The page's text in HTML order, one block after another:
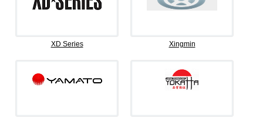
XD Series Xingmin